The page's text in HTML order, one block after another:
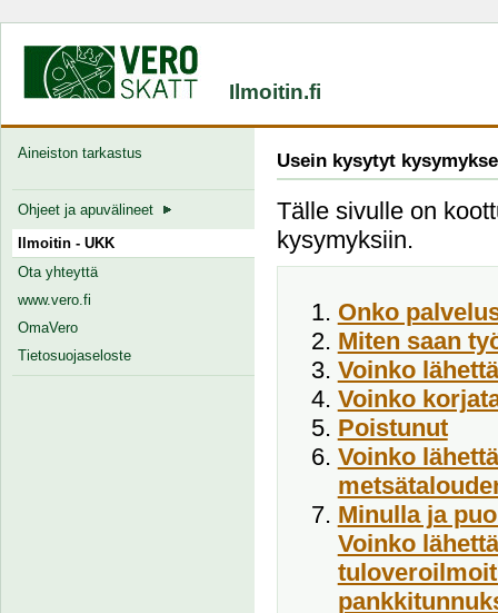
Ilmoitin.fi
Aineiston tarkastus
Ohjeet ja apuvälineet
Ilmoitin - UKK
Ota yhteyttä
www.vero.fi
OmaVero
Tietosuojaseloste
Usein kysytyt
Tälle sivulle on
kysymyksiin.
Onko
Miten saan
Voinko
Voinko
Poistunut
Voinko
Minulla ja
Voinko